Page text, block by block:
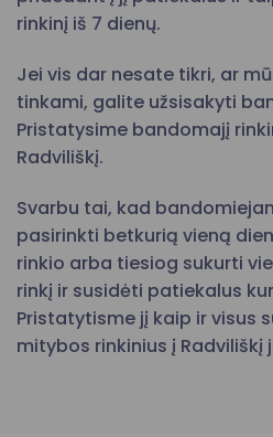
rinkinį iš 7 dienų.
Jei vis dar nesate tikri, ar
tinkami, galite užsisakyti
Pristatysime bandomajį
Radviliškį.
Svarbu tai, kad
pasirinkti betkurią vieną
rinkio arba tiesiog sukurti
rinkį ir susidėti patiekalus
Pristatytisme jį kaip ir visus
mitybos rinkinius į Radviliškį